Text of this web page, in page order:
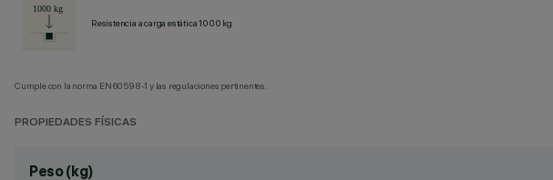
Resistencia a carga estática 1000 kg
Cumple con la norma EN60598-1 y las regulaciones pertinentes.
PROPIEDADES FÍSICAS
Peso (kg)